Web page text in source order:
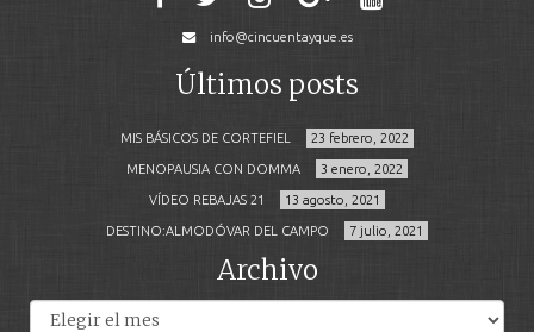
info@cincuentayque.es
Últimos posts
MIS BÁSICOS DE CORTEFIEL 23 febrero, 2022
MENOPAUSIA CON DOMMA 3 enero, 2022
VÍDEO REBAJAS 21 13 agosto, 2021
DESTINO:ALMODÓVAR DEL CAMPO 7 julio, 2021
Archivo